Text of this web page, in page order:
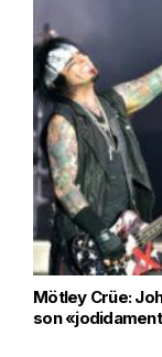
Mötley Crüe:
son